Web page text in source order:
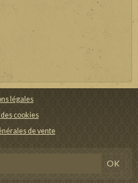
légales
cookies
de vente